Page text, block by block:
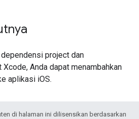
project dan
Anda dapat menambahkan
aplikasi iOS.
di halaman ini dilisensikan berdasarkan